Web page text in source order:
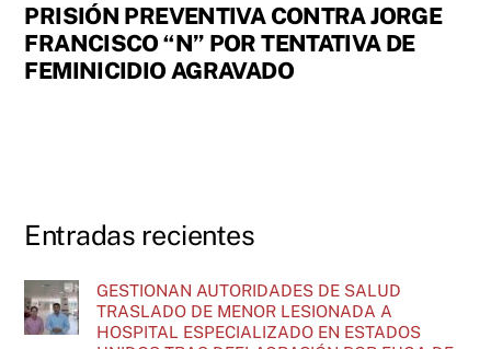
PRISIÓN PREVENTIVA CONTRA JORGE
FRANCISCO “N” POR TENTATIVA DE
FEMINICIDIO AGRAVADO
Entradas recientes
GESTIONAN AUTORIDADES DE SALUD
TRASLADO DE MENOR LESIONADA A
HOSPITAL ESPECIALIZADO EN ESTADOS